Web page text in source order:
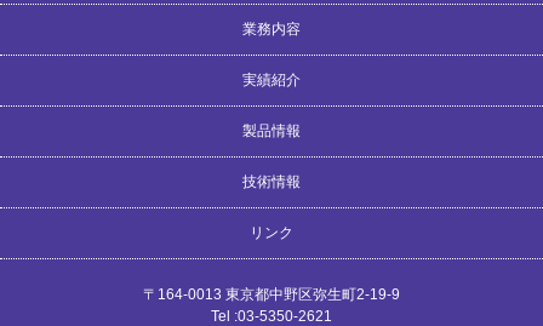
会社沿革
会社概要
交通アクセス
リクルート（社員募集中！）
サイトマップ
お問合せ
業務内容
建築音響（設計・施工・監理）
建築音響コンサルタント
音響測定
音響コンテンツ制作
スタジオ音響システム設計
実績紹介
音楽スタジオ
ポストプロダクション
放送局
教育施設
研究開発
パーソナルスタジオ
その他
実績一覧
製品情報
Vibsorber（ヴィブソーバー）
高性能ローラーハンドル
オリジナル防音扉 SPDシリーズ
Tendas（テンダス）
オーダー家具
技術情報
技術情報
D値について
NC値について
資料ダウンロード
リンク
THX Ltd.
〒164-0013 東京都中野区弥生町2-19-9
Tel :03-5350-2621